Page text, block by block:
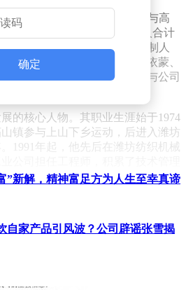
有公司44.88%股份，并通过与高
德、毕延新等5名一致行动人合计
了其作为控股股东和实际控制人
新为吕勇妹夫，刘秀岚、吕依蒙、
及大舅子，家族成员深度参与公司
的核心人物。其职业生涯始于1974
镇参与上山下乡运动，后进入潍坊
1991年起，他先后在潍坊纺织机械
墨市潍坊精华工程有限责任公司并
厂，后通过改制推动公司发展，并
、精华装备、精华动力等多家企业
成覆盖设备制造、动力系统等领域
确定
”新解，精神富足方为人生至幸真谛
自家产品引风波？公司辟谣张雪揭